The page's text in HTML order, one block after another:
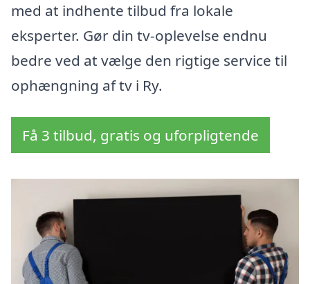
med at indhente tilbud fra lokale
eksperter. Gør din tv-oplevelse endnu
bedre ved at vælge den rigtige service til
ophængning af tv i Ry.
Få 3 tilbud, gratis og uforpligtende